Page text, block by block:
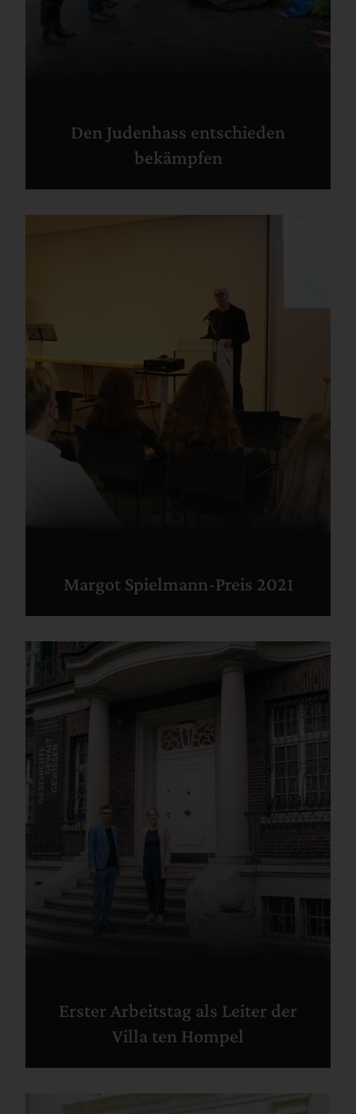
Den Judenhass entschieden
bekämpfen
Margot Spielmann-Preis 2021
Erster Arbeitstag als Leiter der
Villa ten Hompel